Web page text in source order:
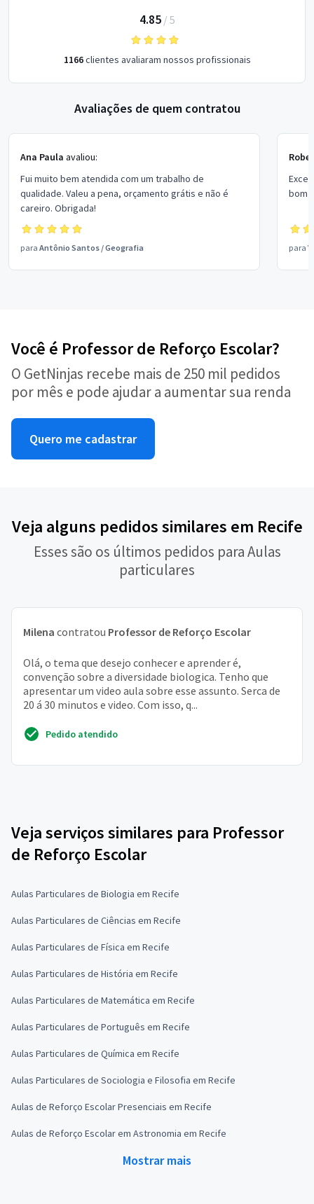
4.85/ 5
1166clientes avaliaram nossos profissionais
Avaliações de quem contratou
Ana Paula avaliou:
Fui muito bem atendida com um trabalho de
qualidade. Valeu a pena, orçamento grátis e não é
careiro. Obrigada!
para Antônio Santos /Geografia
bom
para
Você é Professor de Reforço Escolar?
O GetNinjas recebe mais de 250 mil pedidos
por mês e pode ajudar a aumentar sua renda
Quero me cadastrar
Veja alguns pedidos similares em Recife
Esses são os últimos pedidos para Aulas
particulares
Milena contratou Professor de Reforço Escolar
Olá, o tema que desejo conhecer e aprender é,
convenção sobre a diversidade biologica. Tenho que
apresentar um video aula sobre esse assunto. Serca de
20 á 30 minutos e video. Com isso, q...
Pedido atendido
Veja serviços similares para Professor
de Reforço Escolar
Aulas Particulares de Biologia em Recife
Aulas Particulares de Ciências em Recife
Aulas Particulares de Física em Recife
Aulas Particulares de História em Recife
Aulas Particulares de Matemática em Recife
Aulas Particulares de Português em Recife
Aulas Particulares de Química em Recife
Aulas Particulares de Sociologia e Filosofia em Recife
Aulas de Reforço Escolar Presenciais em Recife
Aulas de Reforço Escolar em Astronomia em Recife
Mostrar mais